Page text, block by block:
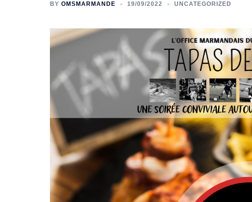
BY OMSMARMANDE 19/09/2022 UNCATEGORIZED